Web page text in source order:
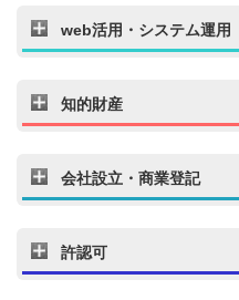
web活用・システム運用
知的財産
会社設立・商業登記
許認可